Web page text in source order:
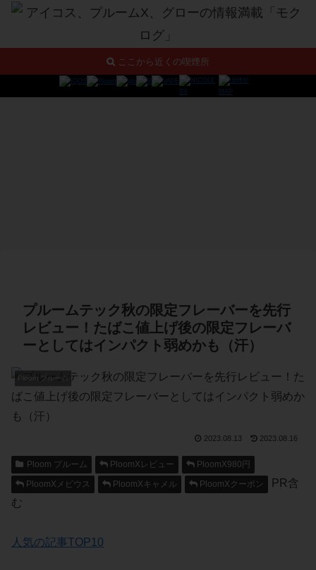
ここから近くの喫煙所
プルームテック秋の限定フレーバーを先行
レビュー！たばこ値上げ後の限定フレーバ
ーとしてはインパクト弱めかも（汗）
Ploom プルーム
2023.08.13 2023.08.16
Ploom プルーム PloomXレビュー
PloomX980円
PloomXメビウス
PloomXキャメル PloomXクーポン
PR含
む
人気の記事TOP10